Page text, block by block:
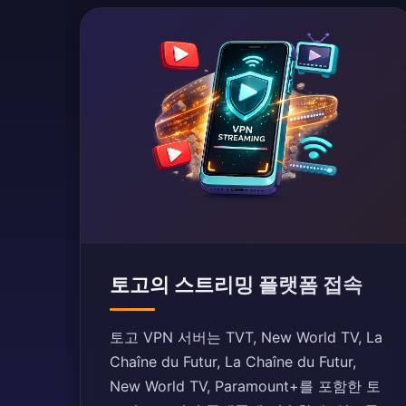
토고의 스트리밍 플랫폼 접속
토고 VPN 서버는 TVT, New World TV, La
Chaîne du Futur, La Chaîne du Futur,
New World TV, Paramount+를 포함한 토